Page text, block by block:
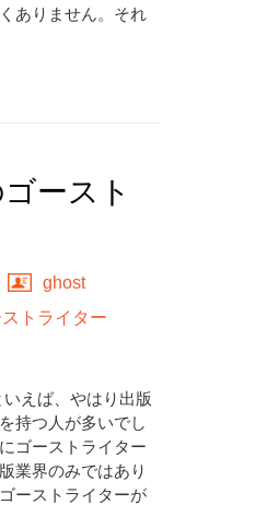
ありません。それ
ースト
ghost
トライター
えば、やはり出版
持つ人が多いでし
ゴーストライター
業界のみではあり
ーストライターが